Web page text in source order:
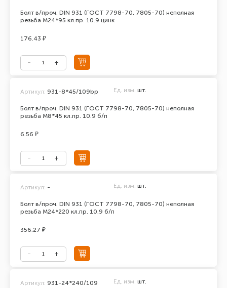
Болт в/проч. DIN 931 (ГОСТ 7798-70, 7805-70) неполная
резьба М24*95 кл.пр. 10.9 цинк
176.43 ₽
Болт в/проч. DIN 931 (ГОСТ 7798-70, 7805-70) неполная
резьба М8*45 кл.пр. 10.9 б/п
Артикул: 931-8*45/109bp Ед. изм. шт.
6.56 ₽
Болт в/проч. DIN 931 (ГОСТ 7798-70, 7805-70) неполная
резьба М24*220 кл.пр. 10.9 б/п
Артикул: - Ед. изм. шт.
356.27 ₽
Артикул: 931-24*240/109 Ед. изм. шт.